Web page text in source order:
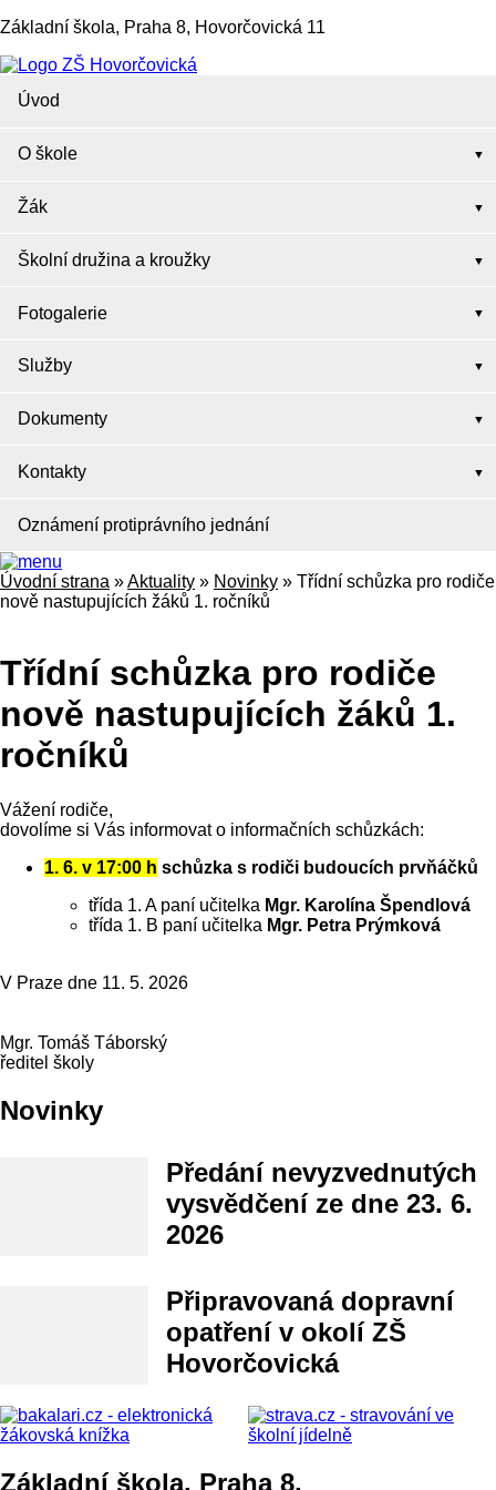
Základní škola, Praha 8, Hovorčovická 11
Úvod
O škole
Žák
Školní družina a kroužky
Fotogalerie
Služby
Dokumenty
Kontakty
Oznámení protiprávního jednání
Úvodní strana »Aktuality » Novinky » Třídní schůzka pro rodiče
nově nastupujících žáků 1. ročníků
Třídní schůzka pro rodiče
nově nastupujících žáků 1.
ročníků
Vážení rodiče,
dovolíme si Vás informovat o informačních schůzkách:
1. 6. v 17:00 h schůzka s rodiči budoucích prvňáčků
třída 1. A paní učitelka Mgr. Karolína Špendlová
třída 1. B paní učitelka Mgr. Petra Prýmková
V Praze dne 11. 5. 2026
Mgr. Tomáš Táborský
ředitel školy
Novinky
Předání nevyzvednutých
vysvědčení ze dne 23. 6.
2026
Připravovaná dopravní
opatření v okolí ZŠ
Hovorčovická
Základní škola, Praha 8,